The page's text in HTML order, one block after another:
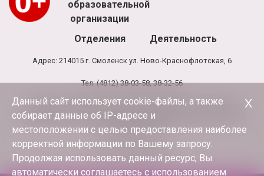
образовательной
организации
Отделения Деятельность
Адрес: 214015 г. Смоленск ул. Ново-Краснофлотская, 6
Тел: (4812) 38-03-58, 38-32-56
Режим работы школы: 8.00 - 20.00, выходной - воскресенье
Режим работы администрации и бухгалтерии школы: 9.00-17.30,
обед 13.00-13.30
E-mail: terciya3@mail.ru
Данный сайт использует cookie-файлы, а также
собирает данные об IP-адресе и
местоположении с целью предоставления наиболее
корректной информации по Вашему запросу.
Продолжая использовать данный ресурс, Вы
автоматически соглашаетесь с использованием
Х